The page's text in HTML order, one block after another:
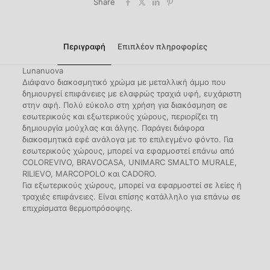
Περιγραφή Επιπλέον πληροφορίες
Lunanuova
Διάφανο διακοσμητικό χρώμα με μεταλλική άμμο που
δημιουργεί επιφάνειες με ελαφρώς τραχιά υφή, ευχάριστη
στην αφή. Πολύ εύκολο στη χρήση για διακόσμηση σε
εσωτερικούς και εξωτερικούς χώρους, περιορίζει τη
δημιουργία μούχλας και άλγης. Παράγει διάφορα
διακοσμητικά εφέ ανάλογα με το επιλεγμένο φόντο. Για
εσωτερικούς χώρους, μπορεί να εφαρμοστεί επάνω από
COLOREVIVO, BRAVOCASA, UNIMARC SMALTO MURALE,
RILIEVO, MARCOPOLO και CADORO.
Για εξωτερικούς χώρους, μπορεί να εφαρμοστεί σε λείες ή
τραχιές επιφάνειες. Είναι επίσης κατάλληλο για επάνω σε
επιχρίσματα θερμοπρόσοψης.